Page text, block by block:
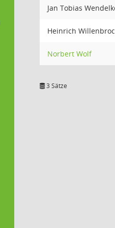
Jan Tobias
Heinrich
Norbert Wolf
3 Sätze